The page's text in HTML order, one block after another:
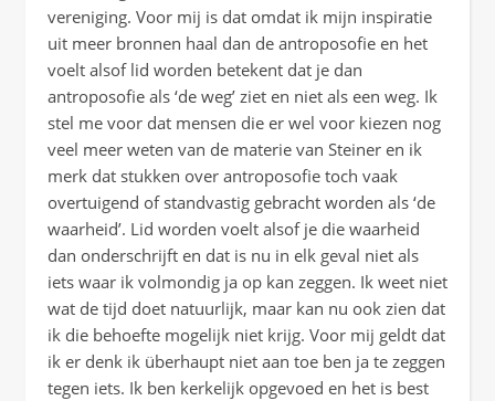
vereniging. Voor mij is dat omdat ik mijn inspiratie
uit meer bronnen haal dan de antroposofie en het
voelt alsof lid worden betekent dat je dan
antroposofie als ‘de weg’ ziet en niet als een weg. Ik
stel me voor dat mensen die er wel voor kiezen nog
veel meer weten van de materie van Steiner en ik
merk dat stukken over antroposofie toch vaak
overtuigend of standvastig gebracht worden als ‘de
waarheid’. Lid worden voelt alsof je die waarheid
dan onderschrijft en dat is nu in elk geval niet als
iets waar ik volmondig ja op kan zeggen. Ik weet niet
wat de tijd doet natuurlijk, maar kan nu ook zien dat
ik die behoefte mogelijk niet krijg. Voor mij geldt dat
ik er denk ik überhaupt niet aan toe ben ja te zeggen
tegen iets. Ik ben kerkelijk opgevoed en het is best